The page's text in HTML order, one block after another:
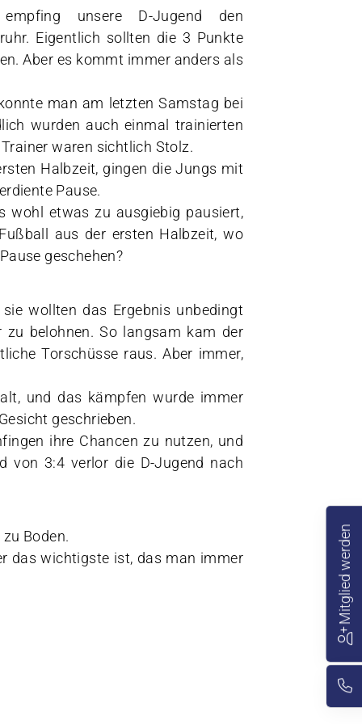
unsere D-Jugend den
Eigentlich sollten die 3 Punkte
Aber es kommt immer anders als
man am letzten Samstag bei
wurden auch einmal trainierten
waren sichtlich Stolz.
Halbzeit, gingen die Jungs mit
Pause.
wohl etwas zu ausgiebig pausiert,
aus der ersten Halbzeit, wo
geschehen?
wollten das Ergebnis unbedingt
belohnen. So langsam kam der
Torschüsse raus. Aber immer,
und das kämpfen wurde immer
geschrieben.
ihre Chancen zu nutzen, und
von 3:4 verlor die D-Jugend nach
Boden.
das wichtigste ist, das man immer
Mitglied werden